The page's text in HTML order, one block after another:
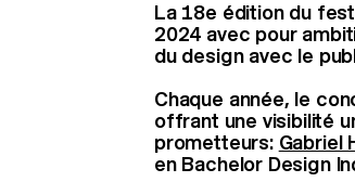
La 18e édition du
2024 avec pour
du design avec le
Chaque année, le
offrant une visibilité
prometteurs: Gabriel
en Bachelor Design